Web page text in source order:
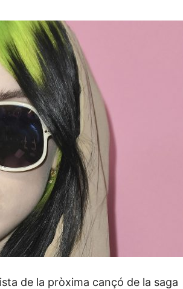
de la pròxima cançó de la saga